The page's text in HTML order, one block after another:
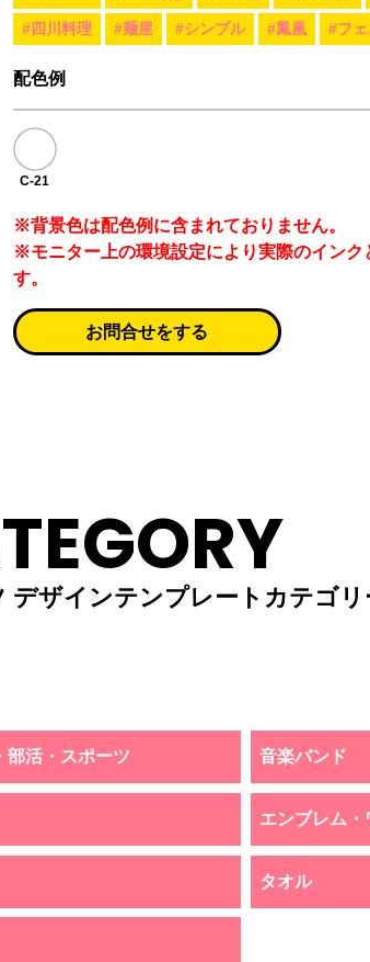
#四川料理 #麺屋 #シンプル #鳳凰 #フ
配色例
C-21
※背景色は配色例に含まれておりません。
※モニター上の環境設定により実際のインク
す。
お問合せをする
デザインテンプレートカテゴリ
部活・スポーツ 音楽バンド
エンブレム・
タオル